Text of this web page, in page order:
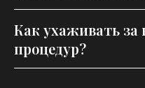
Как ухаживать за
процедур?